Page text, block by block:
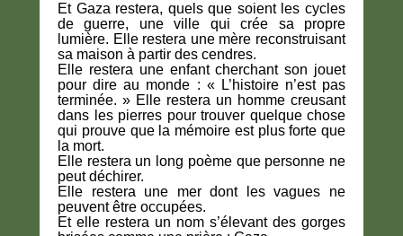
Et Gaza restera, quels que soient les cycles
de guerre, une ville qui crée sa propre
lumière. Elle restera une mère reconstruisant
sa maison à partir des cendres.
Elle restera une enfant cherchant son jouet
pour dire au monde : « L’histoire n’est pas
terminée. » Elle restera un homme creusant
dans les pierres pour trouver quelque chose
qui prouve que la mémoire est plus forte que
la mort.
Elle restera un long poème que personne ne
peut déchirer.
Elle restera une mer dont les vagues ne
peuvent être occupées.
Et elle restera un nom s’élevant des gorges